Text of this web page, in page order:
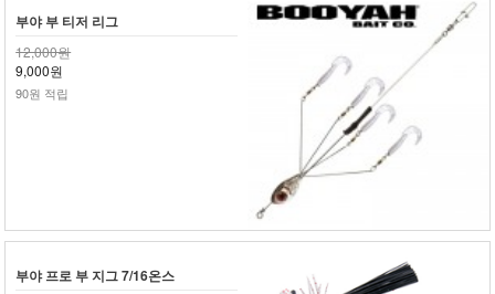
부야 부 티저 리그
12,000원
9,000원
90원 적립
부야 프로 부 지그 7/16온스